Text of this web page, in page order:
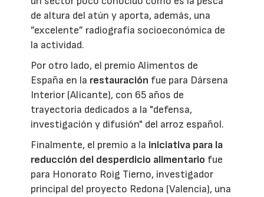
de altura del atún y aporta, además, una
”excelente” radiografía socioeconómica de
la actividad.
Por otro lado, el premio Alimentos de
España en la restauración fue para Dársena
Interior (Alicante), con 65 años de
trayectoria dedicados a la "defensa,
investigación y difusión" del arroz español.
Finalmente, el premio a la iniciativa para la
reducción del desperdicio alimentario fue
para Honorato Roig Tierno, investigador
principal del proyecto Redona (Valencia), una